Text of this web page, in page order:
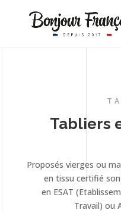
Tabliers
Proposés vierges ou
en tissu certifié
en ESAT
Travail) ou